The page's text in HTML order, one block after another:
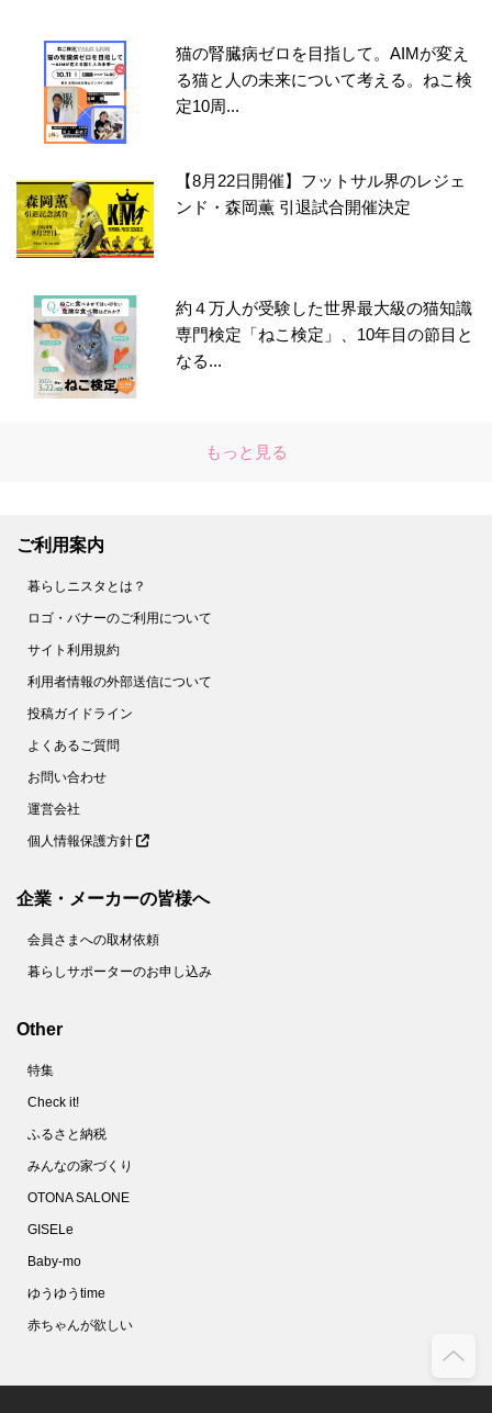
猫の腎臓病ゼロを目指して。AIMが変え
る猫と人の未来について考える。ねこ検
定10周...
【8月22日開催】フットサル界のレジェ
ンド・森岡薫 引退試合開催決定
約４万人が受験した世界最大級の猫知識
専門検定「ねこ検定」、10年目の節目と
なる...
もっと見る
ご利用案内
暮らしニスタとは？
ロゴ・バナーのご利用について
サイト利用規約
利用者情報の外部送信について
投稿ガイドライン
よくあるご質問
お問い合わせ
運営会社
個人情報保護方針
企業・メーカーの皆様へ
会員さまへの取材依頼
暮らしサポーターのお申し込み
Other
特集
Check it!
ふるさと納税
みんなの家づくり
OTONA SALONE
GISELe
Baby-mo
ゆうゆうtime
赤ちゃんが欲しい